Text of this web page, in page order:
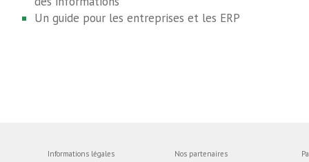
Un guide pour les entreprises et les ERP
Informations légales Nos partenaires